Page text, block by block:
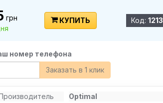
грн
КУПИТЬ Код:
номер телефона
Заказать в 1 клик
Optimal